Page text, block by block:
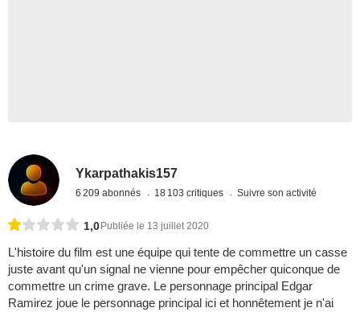
Ykarpathakis157
6 209 abonnés 18 103 critiques Suivre son activité
1,0 Publiée le 13 juillet 2020
L'histoire du film est une équipe qui tente de commettre un casse
juste avant qu'un signal ne vienne pour empêcher quiconque de
commettre un crime grave. Le personnage principal Edgar
Ramirez joue le personnage principal ici et honnêtement je n'ai